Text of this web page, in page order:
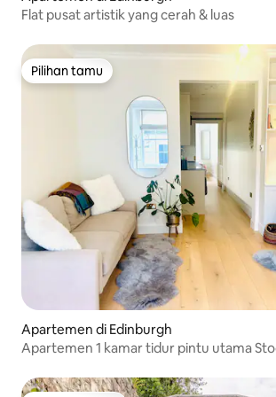
Flat pusat artistik yang cerah & luas
Pilihan tamu
Pilihan tamu
Apartemen di Edinburgh
Apartemen 1 kamar tidur pintu utama